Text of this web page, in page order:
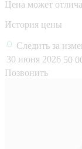
Цена может
История цены
Следить за
30 июня 2026 50
Позвонить